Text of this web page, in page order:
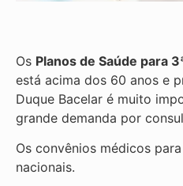
Os Planos de Saúde para
está acima dos 60 anos e
Duque Bacelar é muito
grande demanda por
Os convênios médicos
nacionais.